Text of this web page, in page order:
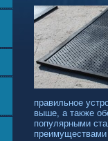
правильное
выше, а также
популярными